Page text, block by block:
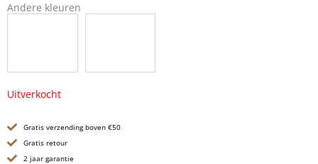
Andere kleuren
Uitverkocht
Gratis verzending boven €50
Gratis retour
2 jaar garantie